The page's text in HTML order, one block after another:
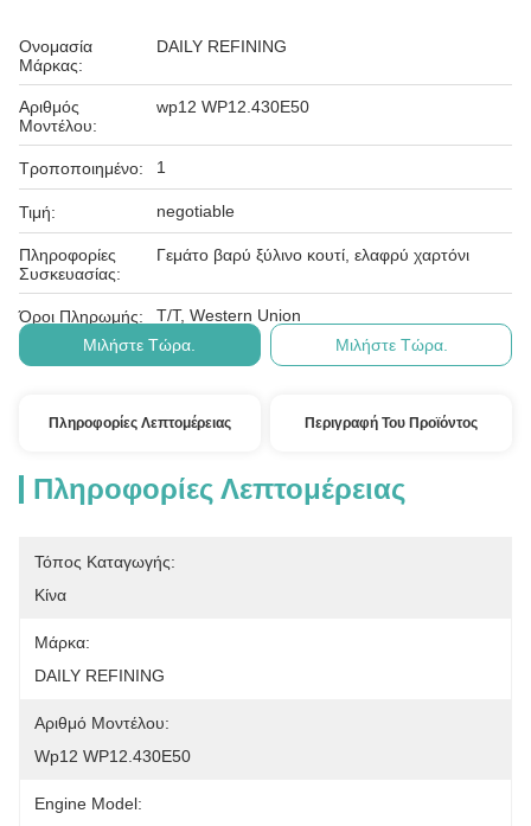
Ονομασία
Μάρκας:
DAILY REFINING
Αριθμός
Μοντέλου:
wp12 WP12.430E50
Τροποποιημένο: 1
Τιμή: negotiable
Πληροφορίες
Συσκευασίας:
Γεμάτο βαρύ ξύλινο κουτί, ελαφρύ χαρτόνι
Όροι Πληρωμής:
T/T, Western Union
Μιλήστε Τώρα.
Μιλήστε Τώρα.
Πληροφορίες Λεπτομέρειας Περιγραφή Του Προϊόντος
Πληροφορίες Λεπτομέρειας
Τόπος Καταγωγής:
Κίνα
Μάρκα:
DAILY REFINING
Αριθμό Μοντέλου:
Wp12 WP12.430E50
Engine Model: